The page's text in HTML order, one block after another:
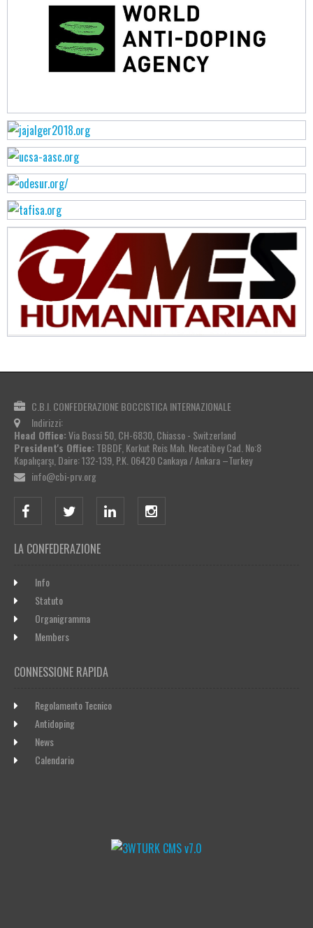
C.B.I. CONFEDERAZIONE BOCCISTICA INTERNAZIONALE
Indirizzi:
Head Office:Via Bossi 50, CH-6830, Chiasso - Switzerland
President's Office: TBBDF, Korkut Reis Mah. Necatibey Cad. No:8
Kapalıçarşı, Daire: 132-139, P.K. 06420 Cankaya / Ankara –Turkey
info@cbi-prv.org
LA CONFEDERAZIONE
Info
Statuto
Organigramma
Members
CONNESSIONE RAPIDA
Regolamento Tecnico
Antidoping
News
Calendario